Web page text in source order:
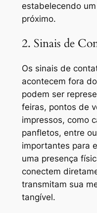
estabelecendo
próximo.
2. Sinais de
Os sinais de
acontecem fora
podem ser
feiras, pontos de
impressos, como
panfletos, entre
importantes para
uma presença
conectem
transmitam sua
tangível.